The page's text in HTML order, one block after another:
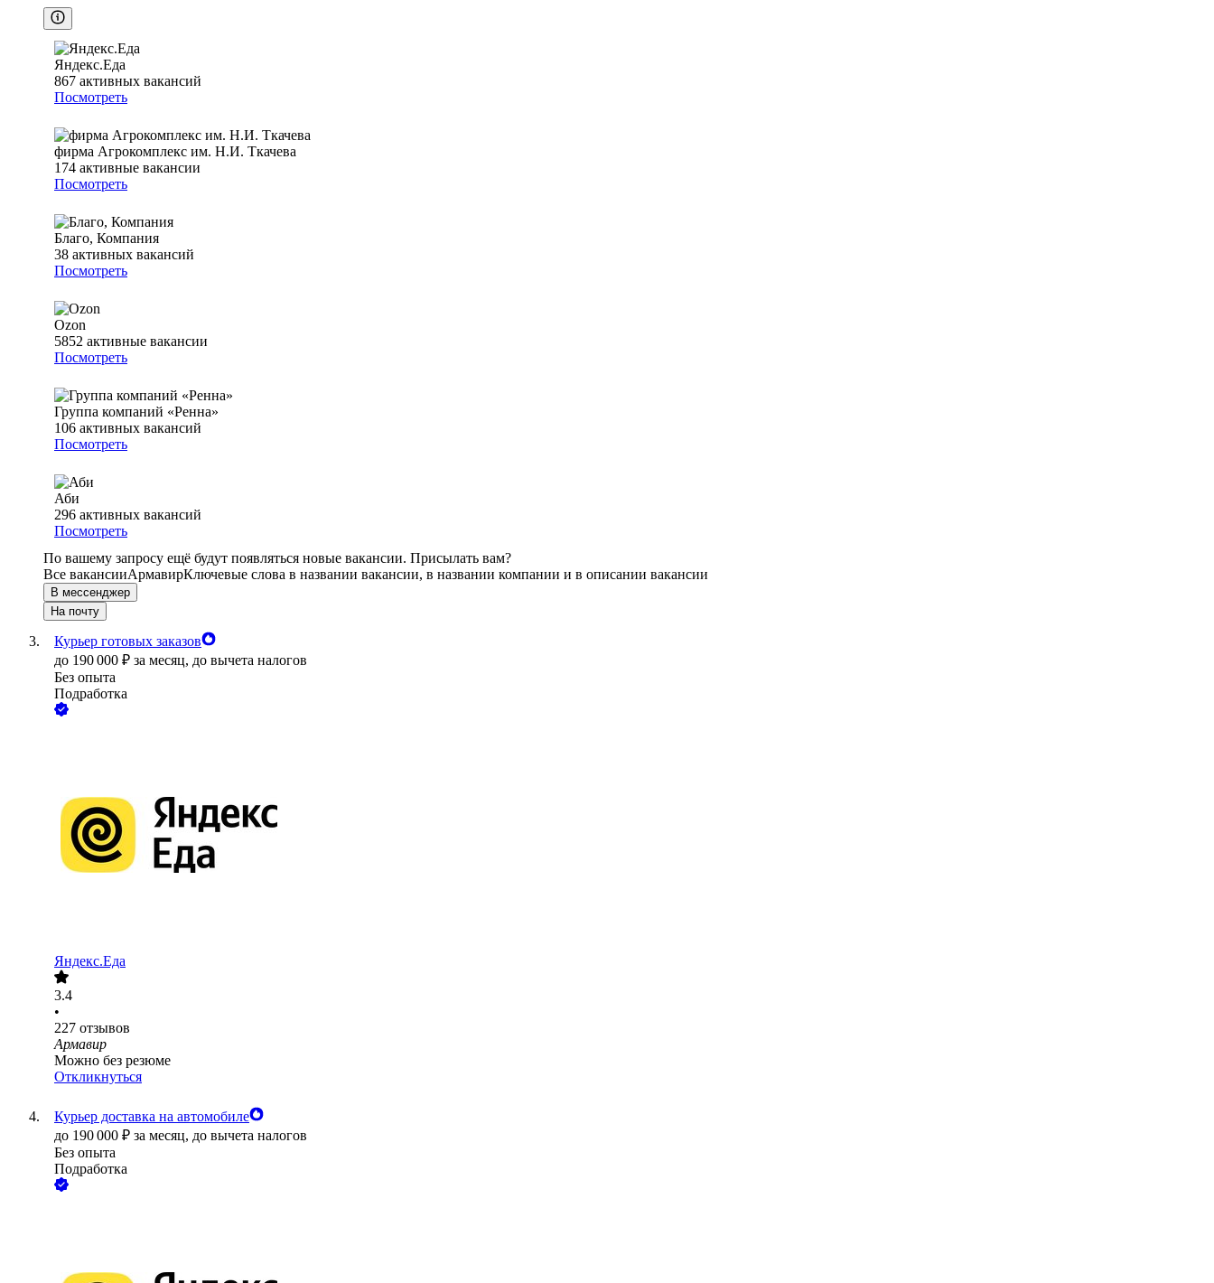
Яндекс.Еда
867 активных вакансий
Посмотреть
фирма Агрокомплекс им. Н.И. Ткачева
174 активные вакансии
Посмотреть
Благо, Компания
38 активных вакансий
Посмотреть
Ozon
5852 активные вакансии
Посмотреть
Группа компаний «Ренна»
106 активных вакансий
Посмотреть
Аби
296 активных вакансий
Посмотреть
По вашему запросу ещё будут появляться новые вакансии. Присылать вам?
Все вакансииАрмавирКлючевые слова в названии вакансии, в названии компании и в описании вакансии
В мессенджер
На почту
Курьер готовых заказов
до 190 000 ₽ за месяц, до вычета налогов
Без опыта
Подработка
Яндекс.Еда
3.4
•
227 отзывов
Армавир
Можно без резюме
Откликнуться
Курьер доставка на автомобиле
до 190 000 ₽ за месяц, до вычета налогов
Без опыта
Подработка